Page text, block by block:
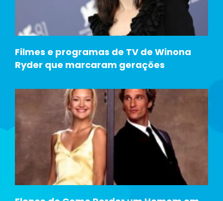
Filmes e programas de TV de Winona
Ryder que marcaram gerações